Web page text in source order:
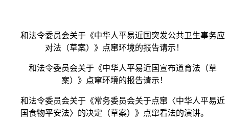
和法令委员会关于《中华人平易近国突发公共卫生事务应
对法（草案）》点窜环境的报告请示！
和法令委员会关于《中华人平易近国宣布道育法（草
案）》点窜环境的报告请示！
和法令委员会关于《常务委员会关于点窜〈中华人平易近
国食物平安法〉的决定（草案）》点窜看法的演讲。